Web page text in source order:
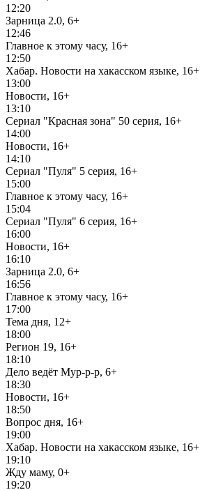
12:20
Зарница 2.0, 6+
12:46
Главное к этому часу, 16+
12:50
Хабар. Новости на хакасском языке, 16+
13:00
Новости, 16+
13:10
Сериал "Красная зона" 50 серия, 16+
14:00
Новости, 16+
14:10
Сериал "Пуля" 5 серия, 16+
15:00
Главное к этому часу, 16+
15:04
Сериал "Пуля" 6 серия, 16+
16:00
Новости, 16+
16:10
Зарница 2.0, 6+
16:56
Главное к этому часу, 16+
17:00
Тема дня, 12+
18:00
Регион 19, 16+
18:10
Дело ведёт Мур-р-р, 6+
18:30
Новости, 16+
18:50
Вопрос дня, 16+
19:00
Хабар. Новости на хакасском языке, 16+
19:10
Жду маму, 0+
19:20